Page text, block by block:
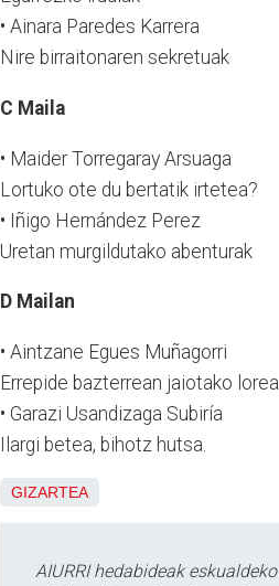
• Ainara Paredes Karrera
Nire birraitonaren sekretuak
C Maila
• Maider Torregaray Arsuaga
Lortuko ote du bertatik irtetea?
• Iñigo Hernández Perez
Uretan murgildutako abenturak
D Mailan
• Aintzane Egues Muñagorri
Errepide bazterrean jaiotako lorea
• Garazi Usandizaga Subiría
Ilargi betea, bihotz hutsa.
GIZARTEA
AIURRI hedabideak